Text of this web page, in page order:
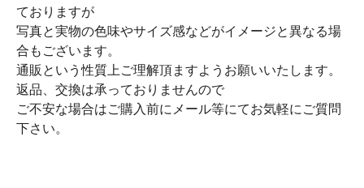
ておりますが
写真と実物の色味やサイズ感などがイメージと異なる場
合もございます。
通販という性質上ご理解頂ますようお願いいたします。
返品、交換は承っておりませんので
ご不安な場合はご購入前にメール等にてお気軽にご質問
下さい。